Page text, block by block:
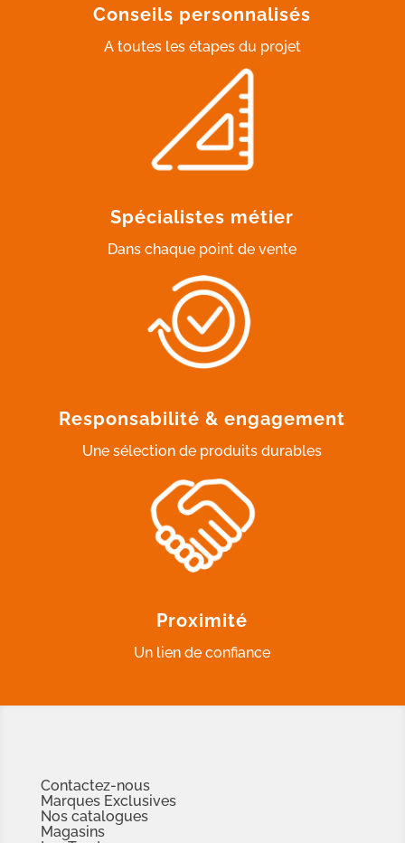
Conseils personnalisés
A toutes les étapes du projet
Spécialistes métier
Dans chaque point de vente
Responsabilité & engagement
Une sélection de produits durables
Proximité
Un lien de confiance
Contactez-nous
Marques Exclusives
Nos catalogues
Magasins